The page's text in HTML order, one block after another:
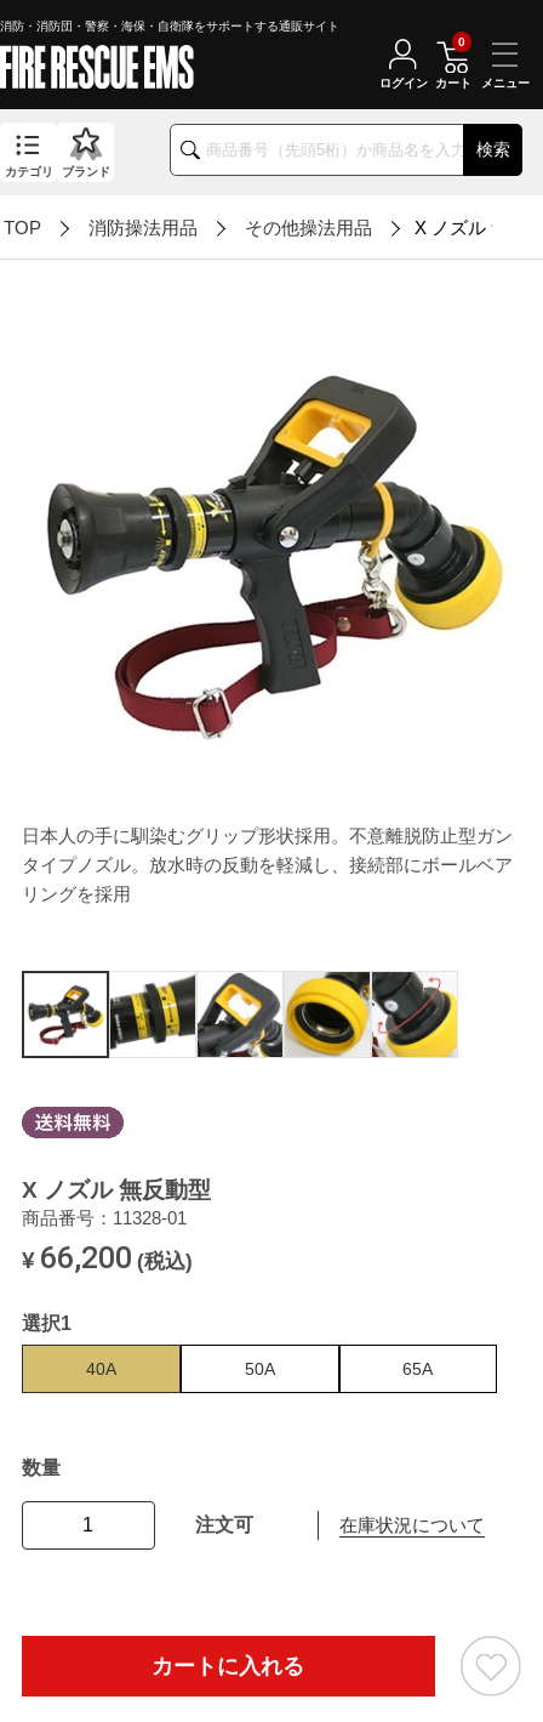
消防・消防団・警察・海保・自衛隊をサポートする通販サイト
検索
カテゴリ ブランド
ログイン カート
0
TOP 消防操法用品 その他操法用品 X ノズル 無反
日本人の手に馴染むグリップ形状採用。不意離脱防止型ガン
タイプノズル。放水時の反動を軽減し、接続部にボールベア
リングを採用
X ノズル 無反動型
商品番号：11328-01
¥ 66,200 (税込)
選択1
40A 50A 65A
数量
注文可 在庫状況について
カートに入れる